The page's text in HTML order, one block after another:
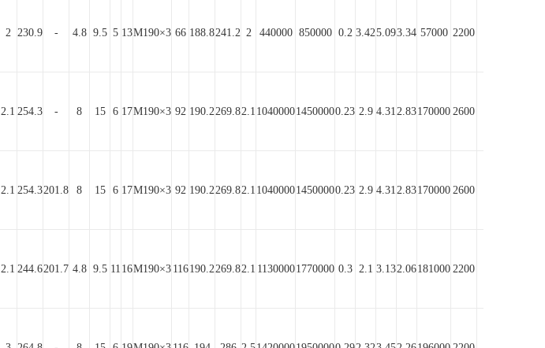
2 230.9 - 4.8 9.5 5 13M190×3 66 188.8241.2 2 440000 850000 0.2 3.425.093.34 57000 2200
2.1 254.3 - 8 15 6 17M190×3 92 190.2269.82.1 104000014500000.23 2.9 4.312.83170000 2600
2.1 254.3201.8 8 15 6 17M190×3 92 190.2269.82.1 104000014500000.23 2.9 4.312.83170000 2600
2.1 244.6201.7 4.8 9.5 11 16M190×3 116190.2269.82.1 11300001770000 0.3 2.1 3.132.06181000 2200